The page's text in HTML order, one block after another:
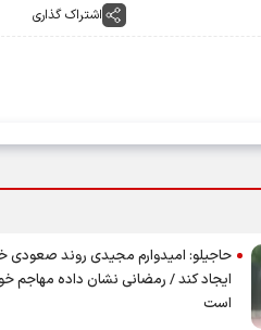
اشتراک گذاری
حاجیلو: امیدوارم مجیدی روند صعودی
ایجاد کند / رمضانی نشان داده مهاجم
است